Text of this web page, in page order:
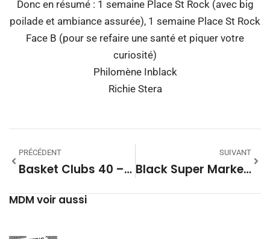
Donc en résumé : 1 semaine Place St Rock (avec big
poilade et ambiance assurée), 1 semaine Place St Rock
Face B (pour se refaire une santé et piquer votre
curiosité)
Philomène Inblack
Richie Stera
PRÉCÉDENT
Basket Clubs 40 – Février 2026
SUIVANT
Black Super Market #18 – Saison 28
MDM voir aussi